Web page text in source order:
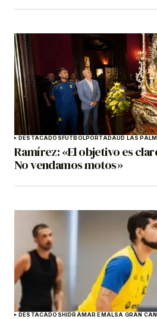
DESTACADOSFÚTBOLPORTADAUD LAS
Ramírez: «El objetivo es
No vendamos motos»
DESTACADOSHIDRAMAR EMALSA GRAN